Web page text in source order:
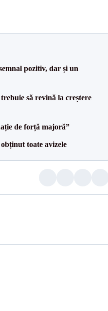
pozitiv, dar și un
să revină la creștere
de forță majoră”
toate avizele